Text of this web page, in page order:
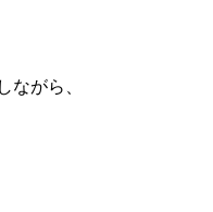
ながら、